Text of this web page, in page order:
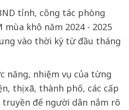
tỉnh, công tác phòng
mùa khô năm 2024 - 2025
vào thời kỳ từ đầu tháng
năng, nhiệm vụ của từng
thị xã, thành phố, các cấp
để người dân nắm rõ